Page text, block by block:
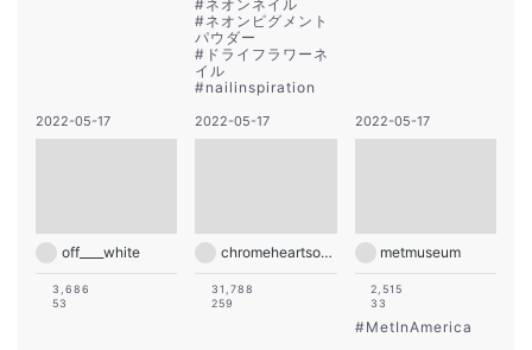
#ネオンネイル
#ネオンピグメント
パウダー
# ドライフラワーネ
イル
#nailinspiration
2022-05-17
off____white
3,686
53
2022-05-17
chromeheartsofficial
31,788
259
2022-05-17
metmuseum
2,515
33
#MetInAmerica